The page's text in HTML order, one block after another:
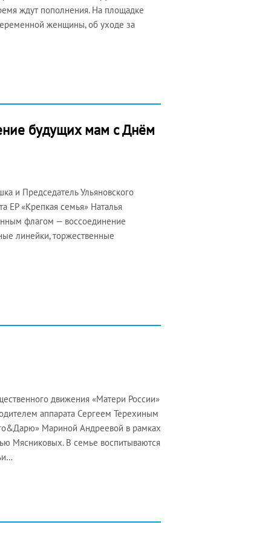
ждут пополнения. На площадке
женщины, об уходе за
будущих мам с Днём
и Председатель Ульяновского
ЕР «Крепкая семья» Наталья
флагом — воссоединение
линейки, торжественные
движения «Матери России»
аппарата Сергеем Терехиным
Мариной Андреевой в рамках
Мясниковых. В семье воспитываются